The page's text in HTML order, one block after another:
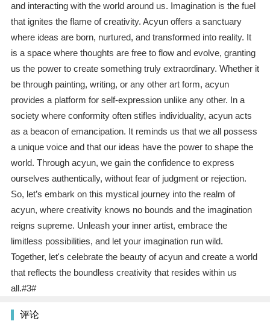
and interacting with the world around us. Imagination is the fuel
that ignites the flame of creativity. Acyun offers a sanctuary
where ideas are born, nurtured, and transformed into reality. It
is a space where thoughts are free to flow and evolve, granting
us the power to create something truly extraordinary. Whether it
be through painting, writing, or any other art form, acyun
provides a platform for self-expression unlike any other. In a
society where conformity often stifles individuality, acyun acts
as a beacon of emancipation. It reminds us that we all possess
a unique voice and that our ideas have the power to shape the
world. Through acyun, we gain the confidence to express
ourselves authentically, without fear of judgment or rejection.
So, let’s embark on this mystical journey into the realm of
acyun, where creativity knows no bounds and the imagination
reigns supreme. Unleash your inner artist, embrace the
limitless possibilities, and let your imagination run wild.
Together, let's celebrate the beauty of acyun and create a world
that reflects the boundless creativity that resides within us
all.#3#
评论